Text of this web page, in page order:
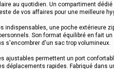
au quotidien. Un compartiment
de vos affaires pour une meilleure
indispensables, une poche extérieure
Son format équilibré en fait
s'encombrer d'un sac trop volumineux.
ajustables permettent un port
déplacements rapides. Fabriqué dans